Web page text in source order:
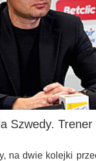
Szwedy.
na dwie kolejki